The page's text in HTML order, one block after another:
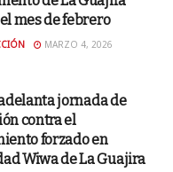
mes de febrero
MARZO 4, 2026
jornada de
contra el
forzado en
Wiwa de La Guajira